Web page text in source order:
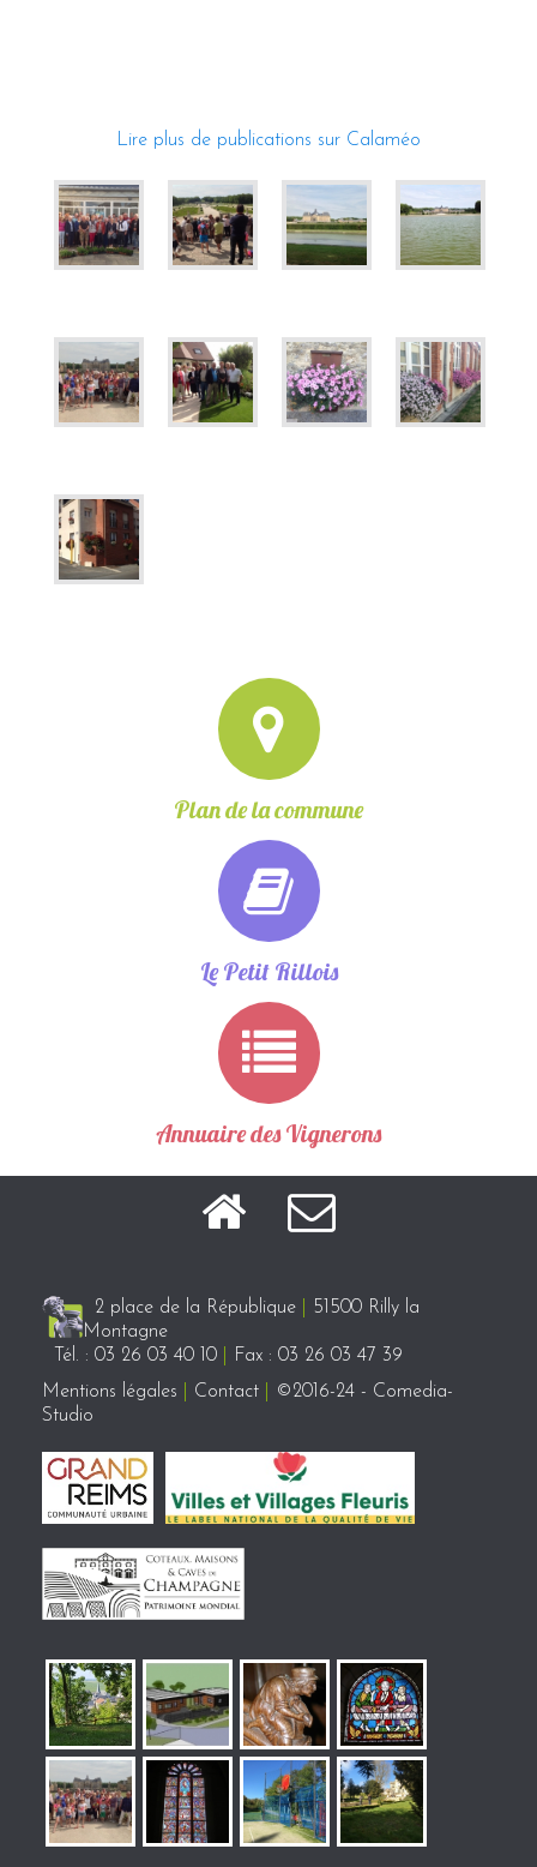
Lire plus de publications sur Calaméo
Plan de la commune
Le Petit Rillois
Annuaire des Vignerons
2 place de la République
51500 Rilly la
Montagne
Tél. : 03 26 03 40 10
Fax : 03 26 03 47 39
Mentions légales
Contact
©2016-24 - Comedia-
Studio